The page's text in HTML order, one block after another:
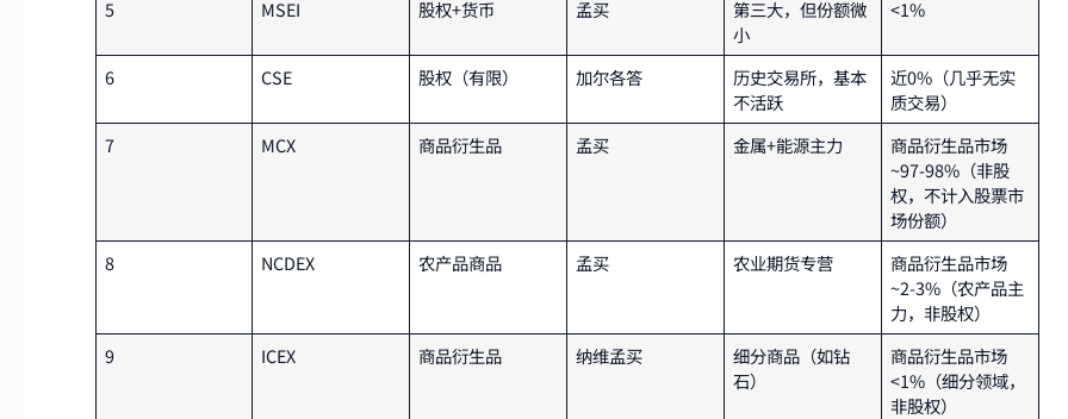
5
MSEI 股权+货币 孟买
第三大，但份额微
小
<1%
6 CSE 股权（有限） 加尔各答
历史交易所，基本
不活跃
近0%（几乎无实
质交易）
7
MCX 商品衍生品 孟买 金属+能源主力
商品衍生品市场
~97-98%（非股
权，不计入股票市
场份额）
8
NCDEX 农产品商品 孟买 农业期货专营
商品衍生品市场
~2-3%（农产品主
力，非股权）
9
ICEX 商品衍生品 纳维孟买
细分商品（如钻
石）
商品衍生品市场
<1%（细分领域，
非股权）